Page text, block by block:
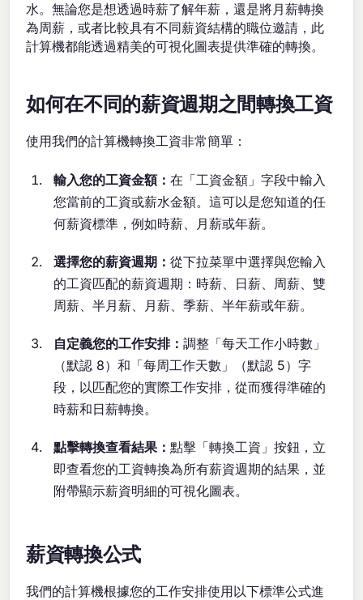
水。無論您是想透過時薪了解年薪，還是將月薪轉換
為周薪，或者比較具有不同薪資結構的職位邀請，此
計算機都能透過精美的可視化圖表提供準確的轉換。
如何在不同的薪資週期之間轉換工資
使用我們的計算機轉換工資非常簡單：
輸入您的工資金額：在「工資金額」字段中輸入
您當前的工資或薪水金額。這可以是您知道的任
何薪資標準，例如時薪、月薪或年薪。
選擇您的薪資週期：從下拉菜單中選擇與您輸入
的工資匹配的薪資週期：時薪、日薪、周薪、雙
周薪、半月薪、月薪、季薪、半年薪或年薪。
自定義您的工作安排：調整「每天工作小時數」
（默認 8）和「每周工作天數」（默認 5）字
段，以匹配您的實際工作安排，從而獲得準確的
時薪和日薪轉換。
點擊轉換查看結果：點擊「轉換工資」按鈕，立
即查看您的工資轉換為所有薪資週期的結果，並
附帶顯示薪資明細的可視化圖表。
薪資轉換公式
我們的計算機根據您的工作安排使用以下標準公式進